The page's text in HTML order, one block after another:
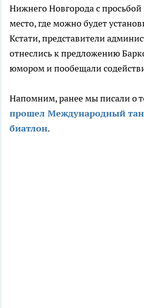
Нижнего Новгорода с просьбой
место, где можно будет
Кстати, представители
отнеслись к предложению
юмором и пообещали
Напомним, ранее мы писали о
прошел Международный
биатлон.